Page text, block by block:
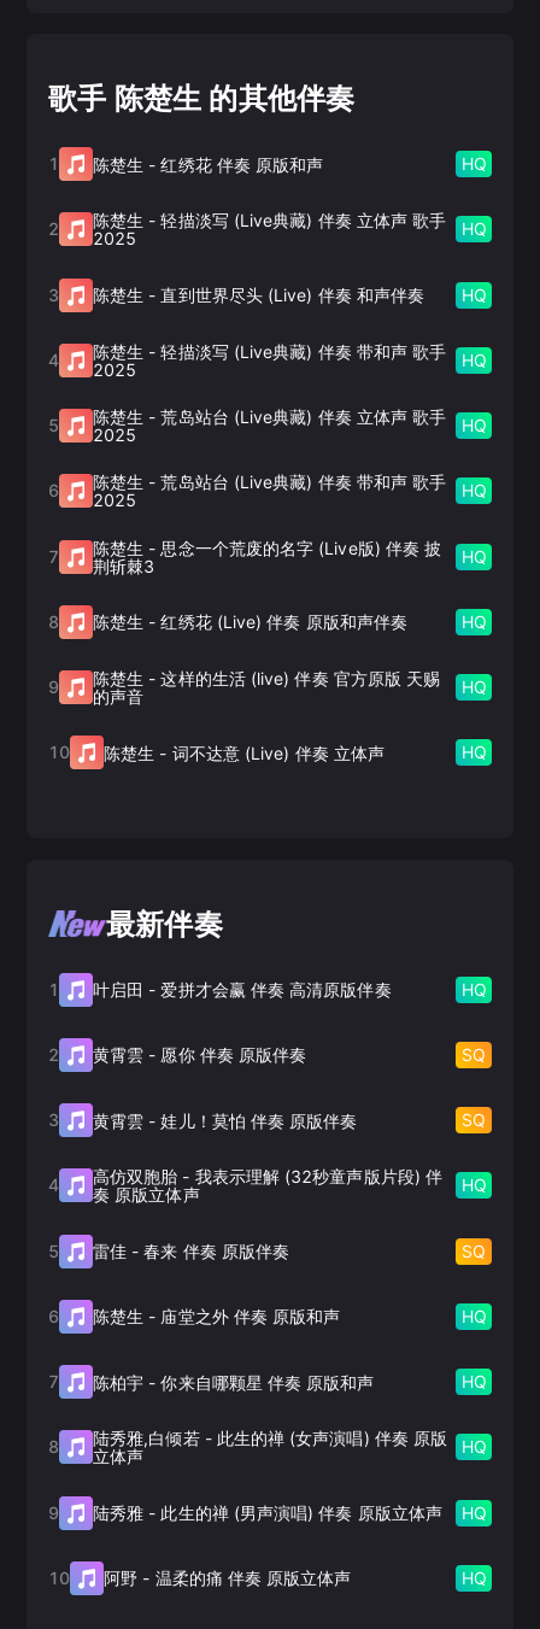
歌手 陈楚生 的其他伴奏
1 陈楚生 -红绣花 伴奏 原版和声 HQ
2 陈楚生 -轻描淡写 (Live典藏) 伴奏 立体声 歌手
2025
HQ
3 陈楚生 -直到世界尽头 (Live) 伴奏 和声伴奏 HQ
4 陈楚生 -轻描淡写 (Live典藏) 伴奏 带和声 歌手
2025
HQ
5 陈楚生 -荒岛站台 (Live典藏) 伴奏 立体声 歌手
2025
HQ
6 陈楚生 -荒岛站台 (Live典藏) 伴奏 带和声 歌手
2025
HQ
7 陈楚生 - 思念一个荒废的名字 (Live版) 伴奏 披
荆斩棘3
HQ
8 陈楚生 -红绣花 (Live) 伴奏 原版和声伴奏 HQ
9 陈楚生 -这样的生活 (live) 伴奏 官方原版 天赐
的声音
HQ
10 陈楚生 - 词不达意 (Live) 伴奏 立体声 HQ
最新伴奏
1 叶启田 -爱拼才会赢 伴奏 高清原版伴奏 HQ
2 黄霄雲 - 愿你 伴奏 原版伴奏 SQ
3 黄霄雲 -娃儿！莫怕 伴奏 原版伴奏 SQ
4 高仿双胞胎 - 我表示理解 (32秒童声版片段) 伴
奏 原版立体声
HQ
5 雷佳 -春来 伴奏 原版伴奏 SQ
6 陈楚生 - 庙堂之外 伴奏 原版和声 HQ
7 陈柏宇 -你来自哪颗星 伴奏 原版和声 HQ
8 陆秀雅,白倾若- 此生的禅 (女声演唱) 伴奏 原版
立体声
HQ
9 陆秀雅 - 此生的禅 (男声演唱) 伴奏 原版立体声 HQ
10 阿野 - 温柔的痛 伴奏 原版立体声 HQ